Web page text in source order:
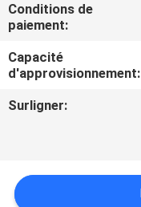
CONTACTEZ-
NOUS
NOUVELLES
Conditions de
paiement:
Capacité
d'approvisionnement:
Surligner: